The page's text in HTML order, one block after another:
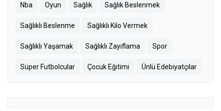
Nba Oyun Sağlık Sağlık Beslenmek
Sağlıklı Beslenme Sağlıklı Kilo Vermek
Sağlıklı Yaşamak Sağlıklı Zayıflama Spor
Süper Futbolcular Çocuk Eğitimi Ünlü Edebiyatçılar